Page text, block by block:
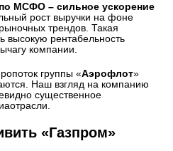
МСФО – сильное ускорение
рост выручки на фоне
трендов. Такая
высокую рентабельность
компании.
группы «Аэрофлот»
Наш взгляд на компанию
существенное
«Газпром»